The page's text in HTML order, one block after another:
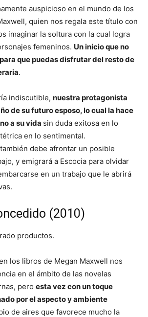
auspicioso en el mundo de los
quien nos regala este título con
imaginar la soltura con la cual logra
femeninos. Un inicio que no
que puedas disfrutar del resto de
.
indiscutible, nuestra protagonista
de su futuro esposo, lo cual la hace
a su vida sin duda exitosa en lo
en lo sentimental.
debe afrontar un posible
y emigrará a Escocia para olvidar
en un trabajo que le abrirá
(2010)
productos.
los libros de Megan Maxwell nos
en el ámbito de las novelas
pero esta vez con un toque
por el aspecto y ambiente
de aires que favorece mucho la